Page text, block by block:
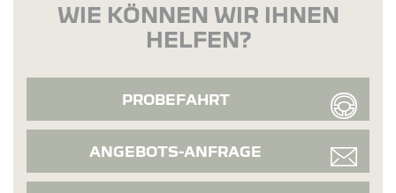
WIE KÖNNEN WIR IHNEN
HELFEN?
PROBEFAHRT
ANGEBOTS-ANFRAGE